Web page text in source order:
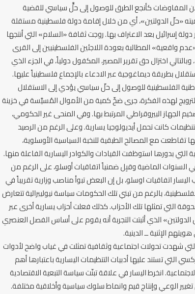
عن المفاوضات كأنجع الطرق للوصول إلى حلٍّ سياسي للقضية
«حلّ الدولتين»، أي من خلال إقامة دولة فلسطينية مستقلة
دولة إسرائيل بعد الاعتراف بها. روجت ثقافة «السلام» التي أنتجها
واقعية» المطالبة بعودة اللاجئين الفلسطينيين إلى القرى
والمدن التي طُهِّروا منها عرقياً عام 1948، وبالتالي اختزال حق تقرير المصير، المكفول دولياً، في الجزء الذي
الفلسطينية للوصول إلى حلّ سياسي يؤدي إلى الاستقلال
لهذه الفكرة، جرى ضخّ كمية من الأموال المُسيَّسة في خزينة
الجهاز البيروقراطي المرتبط بها. وفي المنحى غير الحكومي،
كانت تحمل أيديولوجيا يسارية. وعلى الرغم من الرصيد
تقاطعت مع المصالح الطبقية للنخبة السياسية الأوسلوية،
بدورها استوظفت القيادات والكوادر اليسارية الفاعلة منها.
السنوات الماضية وقبِل ضمنياً اتفاقيات أوسلو، على الرغم من
اتفاقيات اوسلو، بل إن البعض تبوأ مناصب وزارية تقريباً في
بالرغم من تبني تلك الحكومات سياسة نيوليبرالية تتعارض
التي تمثلها تلك الأحزاب. كذلك فعلت أحزاب يسارية أخرى عبر
الذي أثبتت التجربة أنه يقوم على أساس الفصل العنصري
الإثنية ــ الدينية.
شهدت تحولات اجتماعية وثقافية تمثلت في غياب واضح لأدوات
التي تستند عليها أدبيات التنظيمات اليسارية باعتبارها أهم
انخرط اليسار في علاقة تبنّت سياسة التبعية الاقتصادية
تغيير الوعي وإنتاج قيم وانماط سلوك سياسية وأخلاقية مختلفة.